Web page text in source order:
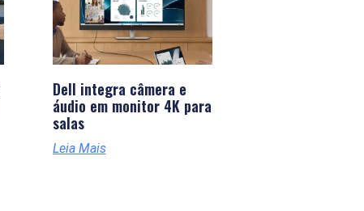
Dell integra câmera e
áudio em monitor 4K para
salas
Leia Mais